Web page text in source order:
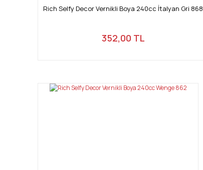
Rich Selfy Decor Vernikli Boya 240cc İtalyan Gri 868
352,00 TL